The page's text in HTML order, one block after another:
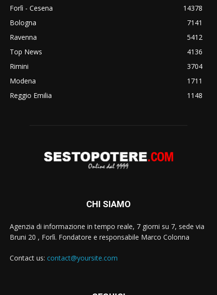
Forlì - Cesena
14378
Bologna
7141
Ravenna
5412
Top News
4136
Rimini
3704
Modena
1711
Reggio Emilia
1148
CHI SIAMO
Agenzia di informazione in tempo reale, 7 giorni su 7, sede via
Bruni 20 , Forlì. Fondatore e responsabile Marco Colonna
Contact us: contact@yoursite.com